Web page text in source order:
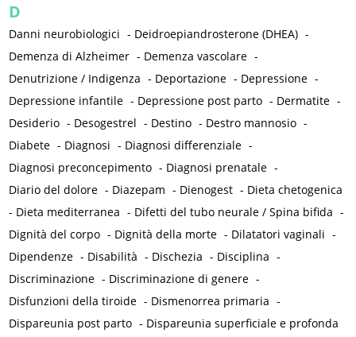
D
Danni neurobiologici - Deidroepiandrosterone (DHEA) -
Demenza di Alzheimer - Demenza vascolare -
Denutrizione / Indigenza - Deportazione - Depressione -
Depressione infantile - Depressione post parto - Dermatite -
Desiderio - Desogestrel - Destino - Destro mannosio -
Diabete - Diagnosi - Diagnosi differenziale -
Diagnosi preconcepimento - Diagnosi prenatale -
Diario del dolore - Diazepam - Dienogest - Dieta chetogenica
- Dieta mediterranea - Difetti del tubo neurale / Spina bifida -
Dignità del corpo - Dignità della morte - Dilatatori vaginali -
Dipendenze - Disabilità - Dischezia - Disciplina -
Discriminazione - Discriminazione di genere -
Disfunzioni della tiroide - Dismenorrea primaria -
Dispareunia post parto - Dispareunia superficiale e profonda